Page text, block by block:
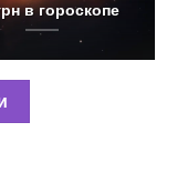
в гороскопе